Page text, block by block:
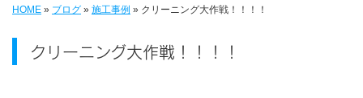
HOME » ブログ » 施工事例 » クリーニング大作戦！！！！
クリーニング大作戦！！！！